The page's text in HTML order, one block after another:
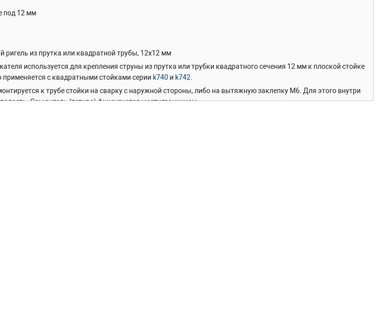
под 12 мм
ригель из прутка или квадратной трубы, 12х12 мм
используется для крепления струны из прутка или трубки квадратного сечения 12 мм к плоской стойке
с квадратными стойками серии k740 и k742
к трубе стойки на сварку с наружной стороны, либо на вытяжную заклепку М6. Для этого внутри
Сам ригель (тетива) фиксируется шестигранником.